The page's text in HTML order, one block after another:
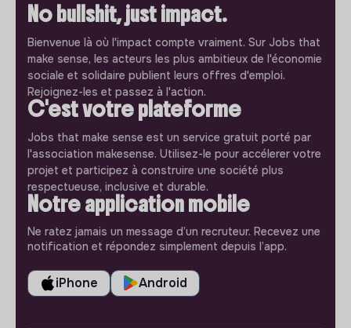
No bullshit, just impact.
Bienvenue là où l'impact compte vraiment. Sur Jobs that
make sense, les acteurs les plus ambitieux de l'économie
sociale et solidaire publient leurs offres d'emploi.
Rejoignez-les et passez à l'action.
C'est votre plateforme
Jobs that make sense est un service gratuit porté par
l'association makesense. Utilisez-le pour accélerer votre
projet et participez à construire une société plus
respectueuse, inclusive et durable.
Notre application mobile
Ne ratez jamais un message d’un recruteur. Recevez une
notification et répondez simplement depuis l’app.
iPhone Android